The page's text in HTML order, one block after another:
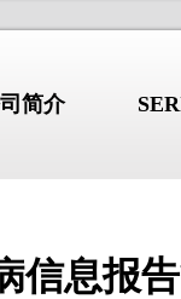
简介
/NEWS
信息报